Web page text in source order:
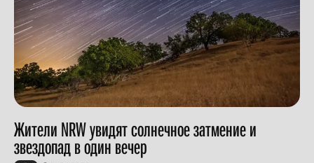
Жители NRW увидят солнечное затмение и
звездопад в один вечер